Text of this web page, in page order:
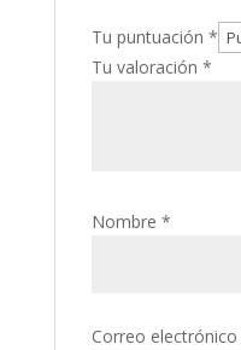
Tu puntuación *
Tu valoración *
Nombre *
Correo electrónico